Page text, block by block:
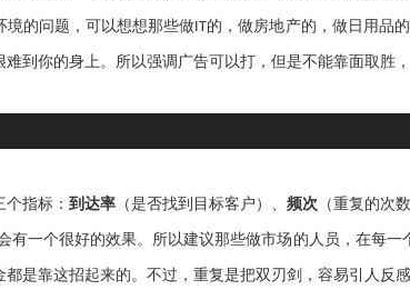
境的问题，可以想想那些做IT的，做房地产的，做日用品
难到你的身上。所以强调广告可以打，但是不能靠面取
指标： 到达率 （是否找到目标客户 ） 、 频次 （重复的次数
有一个很好的效果。所以建议那些做市场的人员，在每
都是靠这招起来的。不过，重复是把双刃剑，容易引人